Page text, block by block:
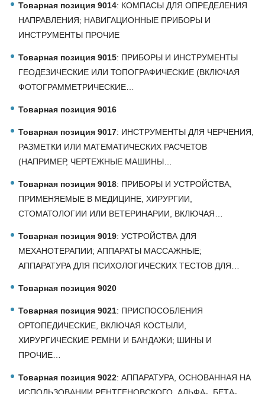
Товарная позиция 9014: КОМПАСЫ ДЛЯ ОПРЕДЕЛЕНИЯ
НАПРАВЛЕНИЯ; НАВИГАЦИОННЫЕ ПРИБОРЫ И
ИНСТРУМЕНТЫ ПРОЧИЕ
Товарная позиция 9015: ПРИБОРЫ И ИНСТРУМЕНТЫ
ГЕОДЕЗИЧЕСКИЕ ИЛИ ТОПОГРАФИЧЕСКИЕ (ВКЛЮЧАЯ
ФОТОГРАММЕТРИЧЕСКИЕ…
Товарная позиция 9016
Товарная позиция 9017: ИНСТРУМЕНТЫ ДЛЯ ЧЕРЧЕНИЯ,
РАЗМЕТКИ ИЛИ МАТЕМАТИЧЕСКИХ РАСЧЕТОВ
(НАПРИМЕР, ЧЕРТЕЖНЫЕ МАШИНЫ…
Товарная позиция 9018: ПРИБОРЫ И УСТРОЙСТВА,
ПРИМЕНЯЕМЫЕ В МЕДИЦИНЕ, ХИРУРГИИ,
СТОМАТОЛОГИИ ИЛИ ВЕТЕРИНАРИИ, ВКЛЮЧАЯ…
Товарная позиция 9019: УСТРОЙСТВА ДЛЯ
МЕХАНОТЕРАПИИ; АППАРАТЫ МАССАЖНЫЕ;
АППАРАТУРА ДЛЯ ПСИХОЛОГИЧЕСКИХ ТЕСТОВ ДЛЯ…
Товарная позиция 9020
Товарная позиция 9021: ПРИСПОСОБЛЕНИЯ
ОРТОПЕДИЧЕСКИЕ, ВКЛЮЧАЯ КОСТЫЛИ,
ХИРУРГИЧЕСКИЕ РЕМНИ И БАНДАЖИ; ШИНЫ И
ПРОЧИЕ…
Товарная позиция 9022: АППАРАТУРА, ОСНОВАННАЯ НА